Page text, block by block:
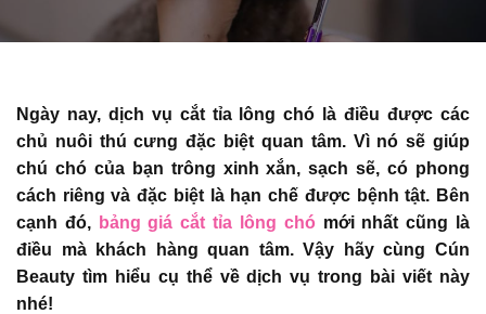
Ngày nay, dịch vụ cắt tỉa lông chó là điều được các
chủ nuôi thú cưng đặc biệt quan tâm. Vì nó sẽ giúp
chú chó của bạn trông xinh xắn, sạch sẽ, có phong
cách riêng và đặc biệt là hạn chế được bệnh tật. Bên
cạnh đó, bảng giá cắt tỉa lông chó mới nhất cũng là
điều mà khách hàng quan tâm. Vậy hãy cùng Cún
Beauty tìm hiểu cụ thể về dịch vụ trong bài viết này
nhé!